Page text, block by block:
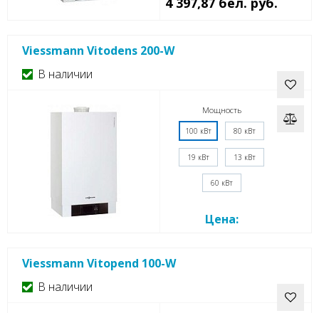
В наличии
Viessmann Vitodens 200-W
Мощность
100 кВт 80 кВт
19 кВт 13 кВт
60 кВт
Цена:
В наличии
Viessmann Vitopend 100-W